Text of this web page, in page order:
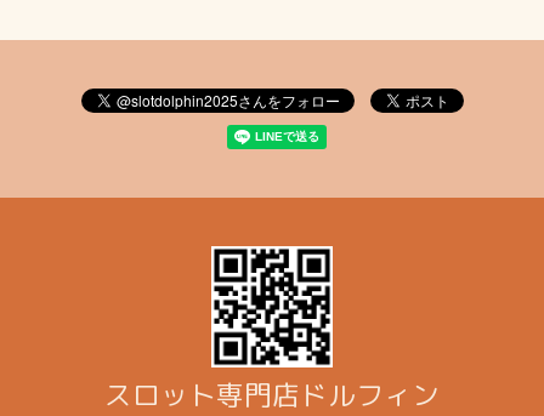
スロット専門店ドルフィン